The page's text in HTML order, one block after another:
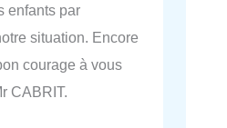
enfants par
situation. Encore
courage à vous
CABRIT.